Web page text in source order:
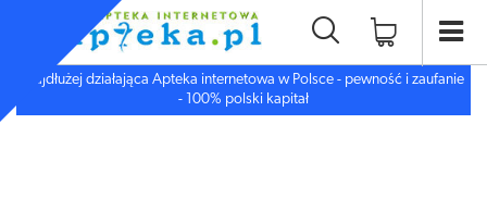
Najdłużej działająca Apteka internetowa w Polsce - pewność i zaufanie
- 100% polski kapitał